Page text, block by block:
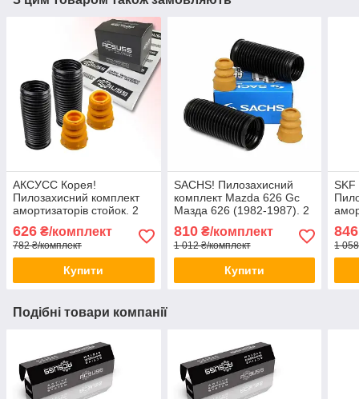
АКСУСС Корея!
Пилозахисний комплект
амортизаторів стойок. 2
626 ₴/комплект
782 ₴/комплект
Купити
SACHS! Пилозахисний
комплект Mazda 626 Gc
Мазда 626 (1982-1987). 2
Заднього амортизатора
стійки
810₴/комплект
1 012 ₴/комплект
Купити
SKF
846
1
Подібні товари компанії